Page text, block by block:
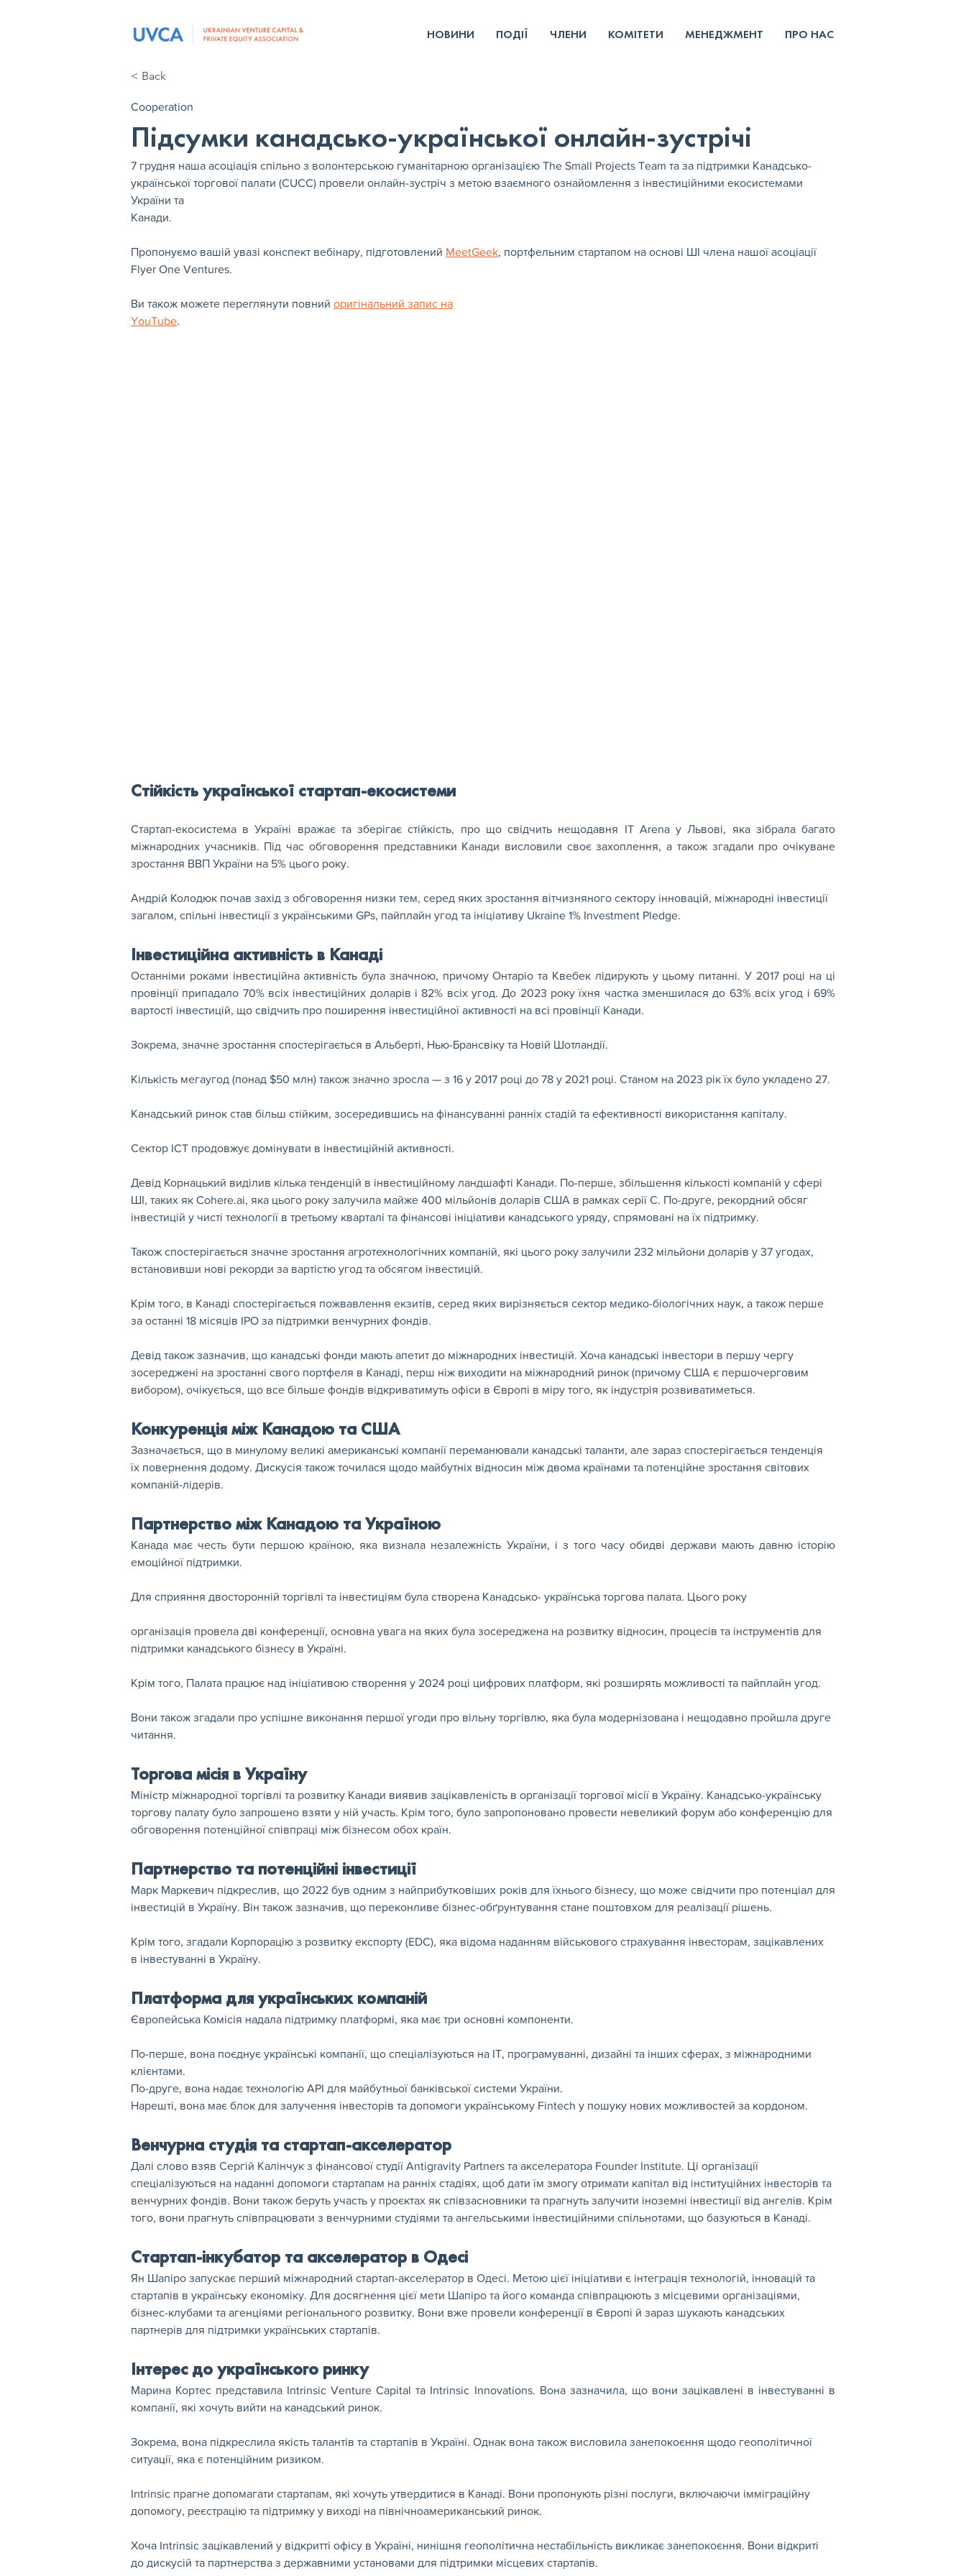
НОВИНИ ПОДІЇ ЧЛЕНИ КОМІТЕТИ МЕНЕДЖМЕНТ ПРО НАС
< Back
Cooperation
Підсумки канадсько-української онлайн-зустрічі
7 грудня наша асоціація спільно з волонтерською гуманітарною організацією The Small Projects Team та за підтримки Канадсько-
української торгової палати (CUCC) провели онлайн-зустріч з метою взаємного ознайомлення з інвестиційними екосистемами
України та
Канади.
Пропонуємо вашій увазі конспект вебінару, підготовлений MeetGeek, портфельним стартапом на основі ШІ члена нашої асоціації
Flyer One Ventures.
Ви також можете переглянути повний оригінальний запис на
YouTube.
Стійкість української стартап-екосистеми
Стартап-екосистема в Україні вражає та зберігає стійкість, про що свідчить нещодавня IT Arena у Львові, яка зібрала багато
міжнародних учасників. Під час обговорення представники Канади висловили своє захоплення, а також згадали про очікуване
зростання ВВП України на 5% цього року.
Андрій Колодюк почав захід з обговорення низки тем, серед яких зростання вітчизняного сектору інновацій, міжнародні інвестиції
загалом, спільні інвестиції з українськими GPs, пайплайн угод та ініціативу Ukraine 1% Investment Pledge.
Інвестиційна активність в Канаді
Останніми роками інвестиційна активність була значною, причому Онтаріо та Квебек лідирують у цьому питанні. У 2017 році на ці
провінції припадало 70% всіх інвестиційних доларів і 82% всіх угод. До 2023 року їхня частка зменшилася до 63% всіх угод і 69%
вартості інвестицій, що свідчить про поширення інвестиційної активності на всі провінції Канади.
Зокрема, значне зростання спостерігається в Альберті, Нью-Брансвіку та Новій Шотландії.
Кількість мегаугод (понад $50 млн) також значно зросла — з 16 у 2017 році до 78 у 2021 році. Станом на 2023 рік їх було укладено 27.
Канадський ринок став більш стійким, зосередившись на фінансуванні ранніх стадій та ефективності використання капіталу.
Сектор ICT продовжує домінувати в інвестиційній активності.
Девід Корнацький виділив кілька тенденцій в інвестиційному ландшафті Канади. По-перше, збільшення кількості компаній у сфері
ШІ, таких як Cohere.ai, яка цього року залучила майже 400 мільйонів доларів США в рамках серії С. По-друге, рекордний обсяг
інвестицій у чисті технології в третьому кварталі та фінансові ініціативи канадського уряду, спрямовані на їх підтримку.
Також спостерігається значне зростання агротехнологічних компаній, які цього року залучили 232 мільйони доларів у 37 угодах,
встановивши нові рекорди за вартістю угод та обсягом інвестицій.
Крім того, в Канаді спостерігається пожвавлення екзитів, серед яких вирізняється сектор медико-біологічних наук, а також перше
за останні 18 місяців IPO за підтримки венчурних фондів.
Девід також зазначив, що канадські фонди мають апетит до міжнародних інвестицій. Хоча канадські інвестори в першу чергу
зосереджені на зростанні свого портфеля в Канаді, перш ніж виходити на міжнародний ринок (причому США є першочерговим
вибором), очікується, що все більше фондів відкриватимуть офіси в Європі в міру того, як індустрія розвиватиметься.
Конкуренція між Канадою та США
Зазначається, що в минулому великі американські компанії переманювали канадські таланти, але зараз спостерігається тенденція
їх повернення додому. Дискусія також точилася щодо майбутніх відносин між двома країнами та потенційне зростання світових
компаній-лідерів.
Партнерство між Канадою та Україною
Канада має честь бути першою країною, яка визнала незалежність України, і з того часу обидві держави мають давню історію
емоційної підтримки.
Для сприяння двосторонній торгівлі та інвестиціям була створена Канадсько- українська торгова палата. Цього року
організація провела дві конференції, основна увага на яких була зосереджена на розвитку відносин, процесів та інструментів для
підтримки канадського бізнесу в Україні.
Крім того, Палата працює над ініціативою створення у 2024 році цифрових платформ, які розширять можливості та пайплайн угод.
Вони також згадали про успішне виконання першої угоди про вільну торгівлю, яка була модернізована і нещодавно пройшла друге
читання.
Торгова місія в Україну
Міністр міжнародної торгівлі та розвитку Канади виявив зацікавленість в організації торгової місії в Україну. Канадсько-українську
торгову палату було запрошено взяти у ній участь. Крім того, було запропоновано провести невеликий форум або конференцію для
обговорення потенційної співпраці між бізнесом обох країн.
Партнерство та потенційні інвестиції
Марк Маркевич підкреслив, що 2022 був одним з найприбутковіших років для їхнього бізнесу, що може свідчити про потенціал для
інвестицій в Україну. Він також зазначив, що переконливе бізнес-обґрунтування стане поштовхом для реалізації рішень.
Крім того, згадали Корпорацію з розвитку експорту (EDC), яка відома наданням військового страхування інвесторам, зацікавлених
в інвестуванні в Україну.
Платформа для українських компаній
Європейська Комісія надала підтримку платформі, яка має три основні компоненти.
По-перше, вона поєднує українські компанії, що спеціалізуються на ІТ, програмуванні, дизайні та інших сферах, з міжнародними
клієнтами.
По-друге, вона надає технологію API для майбутньої банківської системи України.
Нарешті, вона має блок для залучення інвесторів та допомоги українському Fintech у пошуку нових можливостей за кордоном.
Венчурна студія та стартап-акселератор
Далі слово взяв Сергій Калінчук з фінансової студії Antigravity Partners та акселератора Founder Institute. Ці організації
спеціалізуються на наданні допомоги стартапам на ранніх стадіях, щоб дати їм змогу отримати капітал від інституційних інвесторів та
венчурних фондів. Вони також беруть участь у проєктах як співзасновники та прагнуть залучити іноземні інвестиції від ангелів. Крім
того, вони прагнуть співпрацювати з венчурними студіями та ангельськими інвестиційними спільнотами, що базуються в Канаді.
Стартап-інкубатор та акселератор в Одесі
Ян Шапіро запускає перший міжнародний стартап-акселератор в Одесі. Метою цієї ініціативи є інтеграція технологій, інновацій та
стартапів в українську економіку. Для досягнення цієї мети Шапіро та його команда співпрацюють з місцевими організаціями,
бізнес-клубами та агенціями регіонального розвитку. Вони вже провели конференції в Європі й зараз шукають канадських
партнерів для підтримки українських стартапів.
Інтерес до українського ринку
Марина Кортес представила Intrinsic Venture Capital та Intrinsic Innovations. Вона зазначила, що вони зацікавлені в інвестуванні в
компанії, які хочуть вийти на канадський ринок.
Зокрема, вона підкреслила якість талантів та стартапів в Україні. Однак вона також висловила занепокоєння щодо геополітичної
ситуації, яка є потенційним ризиком.
Intrinsic прагне допомагати стартапам, які хочуть утвердитися в Канаді. Вони пропонують різні послуги, включаючи імміграційну
допомогу, реєстрацію та підтримку у виході на північноамериканський ринок.
Хоча Intrinsic зацікавлений у відкритті офісу в Україні, нинішня геополітична нестабільність викликає занепокоєння. Вони відкриті
до дискусій та партнерства з державними установами для підтримки місцевих стартапів.